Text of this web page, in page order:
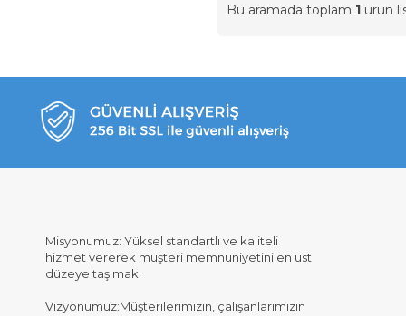
Bu aramada toplam 1 ürün
Misyonumuz: Yüksel standartlı ve kaliteli
hizmet vererek müşteri memnuniyetini en üst
düzeye taşımak.
Vizyonumuz:Müşterilerimizin, çalışanlarımızın